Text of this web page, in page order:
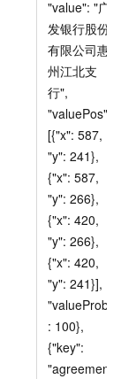
"value": "广
发银行股份
有限公司惠
州江北支
行",
"valuePos":
[{"x": 587,
"y": 241},
{"x": 587,
"y": 266},
{"x": 420,
"y": 266},
{"x": 420,
"y": 241}],
"valueProb"
: 100},
{"key":
"agreement